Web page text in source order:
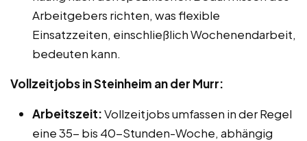
Arbeitgebers richten, was flexible
Einsatzzeiten, einschließlich Wochenendarbeit,
bedeuten kann.
Vollzeitjobs in Steinheim an der Murr:
Arbeitszeit:Vollzeitjobs umfassen in der Regel
eine 35- bis 40-Stunden-Woche, abhängig